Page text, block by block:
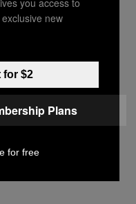
oder
berichtigen,
mit seinem
new
for $2
Plans
for free